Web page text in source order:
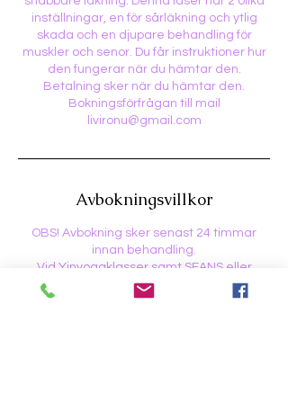
inställningar, en för sårläkning och ytlig
skada och en djupare behandling för
muskler och senor. Du får instruktioner hur
den fungerar när du hämtar den.
Betalning sker när du hämtar den.
Bokningsförfrågan till mail
livironu@gmail.com
Avbokningsvillkor
OBS! Avbokning sker senast 24 timmar
innan behandling.
Vid Yinyogaklasser samt SEANS eller
annat evenemang/Event är BOKNINGEN
BINDANDE. Du kan överlåta din plats till